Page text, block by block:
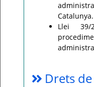
Catalunya.
Llei 39/
Drets